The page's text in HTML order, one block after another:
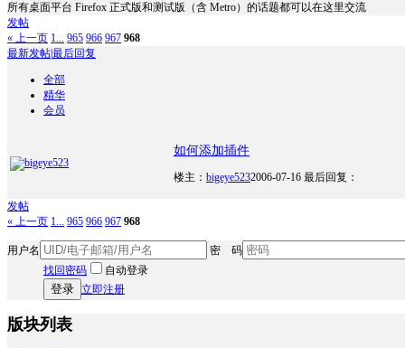
所有桌面平台 Firefox 正式版和测试版（含 Metro）的话题都可以在这里交流
发帖
« 上一页 1... 965 966 967 968
最新发帖最后回复
全部
精华
会员
如何添加插件
楼主： bigeye5232006-07-16 最后回复：
发帖
« 上一页 1... 965 966 967 968
用户名
密 码
找回密码
自动登录
登录 立即注册
版块列表